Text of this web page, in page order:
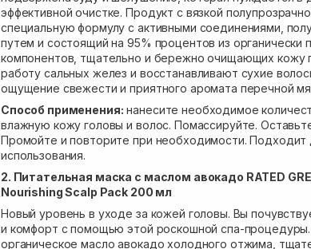
эффективной очистке. Продукт с вязкой
специальную формулу с активными соединениями,
путем и состоящий на 95% процентов из органически
компонентов, тщательно и бережно очищающих кожу
работу сальных желез и восстанавливают сухие
ощущение свежести и приятного аромата перечной
Способ применения: нанесите необходимое
влажную кожу головы и волос. Помассируйте.
Промойте и повторите при необходимости. Подходит
использования.
2. Питательная маска с маслом авокадо RATED
Nourishing Scalp Pack 200 мл
Новый уровень в уходе за кожей головы. Вы
и комфорт с помощью этой роскошной спа-
органическое масло авокадо холодного отжима,